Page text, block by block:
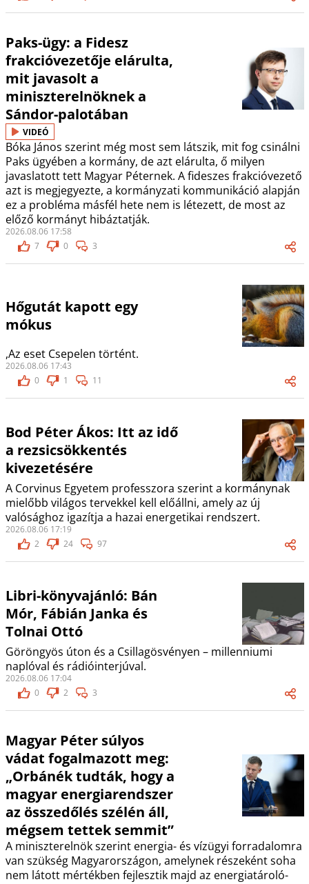
Paks-ügy: a Fidesz
frakcióvezetője elárulta,
mit javasolt a
miniszterelnöknek a
Sándor-palotában
VIDEÓ
Bóka János szerint még most sem látszik, mit fog csinálni
Paks ügyében a kormány, de azt elárulta, ő milyen
javaslatott tett Magyar Péternek. A fideszes frakcióvezető
azt is megjegyezte, a kormányzati kommunikáció alapján
ez a probléma másfél hete nem is létezett, de most az
előző kormányt hibáztatják.
2026.08.06 17:58
7
0 3
Hőgutát kapott egy
mókus
,Az eset Csepelen történt.
2026.08.06 17:43
0
1 11
Bod Péter Ákos: Itt az idő
a rezsicsökkentés
kivezetésére
A Corvinus Egyetem professzora szerint a kormánynak
mielőbb világos tervekkel kell előállni, amely az új
valósághoz igazítja a hazai energetikai rendszert.
2026.08.06 17:19
2
24 97
Libri-könyvajánló: Bán
Mór, Fábián Janka és
Tolnai Ottó
Göröngyös úton és a Csillagösvényen – millenniumi
naplóval és rádióinterjúval.
2026.08.06 17:04
0
2 3
Magyar Péter súlyos
vádat fogalmazott meg:
„Orbánék tudták, hogy a
magyar energiarendszer
az összedőlés szélén áll,
mégsem tettek semmit”
A miniszterelnök szerint energia- és vízügyi forradalomra
van szükség Magyarországon, amelynek részeként soha
nem látott mértékben fejlesztik majd az energiatároló-